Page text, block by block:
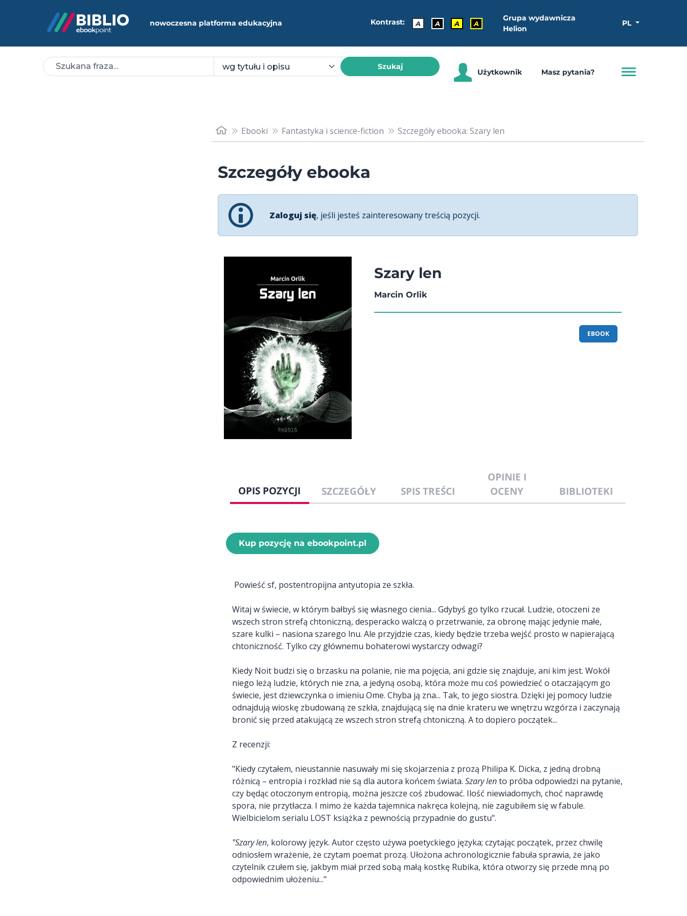
nowoczesna platforma edukacyjna Kontrast: A A A A
Grupa wydawnicza
Helion
PL
Szukaj
Użytkownik Masz pytania?
Ebooki Fantastyka i science-fiction Szczegóły ebooka: Szary len
Szczegóły ebooka
Zaloguj się, jeśli jesteś zainteresowany treścią pozycji.
Szary len
Marcin Orlik
EBOOK
OPIS POZYCJI SZCZEGÓŁY SPIS TREŚCI
OPINIE I
OCENY
BIBLIOTEKI
Kup pozycję na ebookpoint.pl
Powieść sf, postentropijna antyutopia ze szkła.
Witaj w świecie, w którym bałbyś się własnego cienia... Gdybyś go tylko rzucał. Ludzie, otoczeni ze
wszech stron strefą chtoniczną, desperacko walczą o przetrwanie, za obronę mając jedynie małe,
szare kulki – nasiona szarego lnu. Ale przyjdzie czas, kiedy będzie trzeba wejść prosto w napierającą
chtoniczność. Tylko czy głównemu bohaterowi wystarczy odwagi?
Kiedy Noit budzi się o brzasku na polanie, nie ma pojęcia, ani gdzie się znajduje, ani kim jest. Wokół
niego leżą ludzie, których nie zna, a jedyną osobą, która może mu coś powiedzieć o otaczającym go
świecie, jest dziewczynka o imieniu Ome. Chyba ją zna... Tak, to jego siostra. Dzięki jej pomocy ludzie
odnajdują wioskę zbudowaną ze szkła, znajdującą się na dnie krateru we wnętrzu wzgórza i zaczynają
bronić się przed atakującą ze wszech stron strefą chtoniczną. A to dopiero początek...
Z recenzji:
"Kiedy czytałem, nieustannie nasuwały mi się skojarzenia z prozą Philipa K. Dicka, z jedną drobną
różnicą – entropia i rozkład nie są dla autora końcem świata. Szary lento próba odpowiedzi na pytanie,
czy będąc otoczonym entropią, można jeszcze coś zbudować. Ilość niewiadomych, choć naprawdę
spora, nie przytłacza. I mimo że każda tajemnica nakręca kolejną, nie zagubiłem się w fabule.
Wielbicielom serialu LOST książka z pewnością przypadnie do gustu".
"Szary len, kolorowy język. Autor często używa poetyckiego języka; czytając początek, przez chwilę
odniosłem wrażenie, że czytam poemat prozą. Ułożona achronologicznie fabuła sprawia, że jako
czytelnik czułem się, jakbym miał przed sobą małą kostkę Rubika, która otworzy się przede mną po
odpowiednim ułożeniu..."